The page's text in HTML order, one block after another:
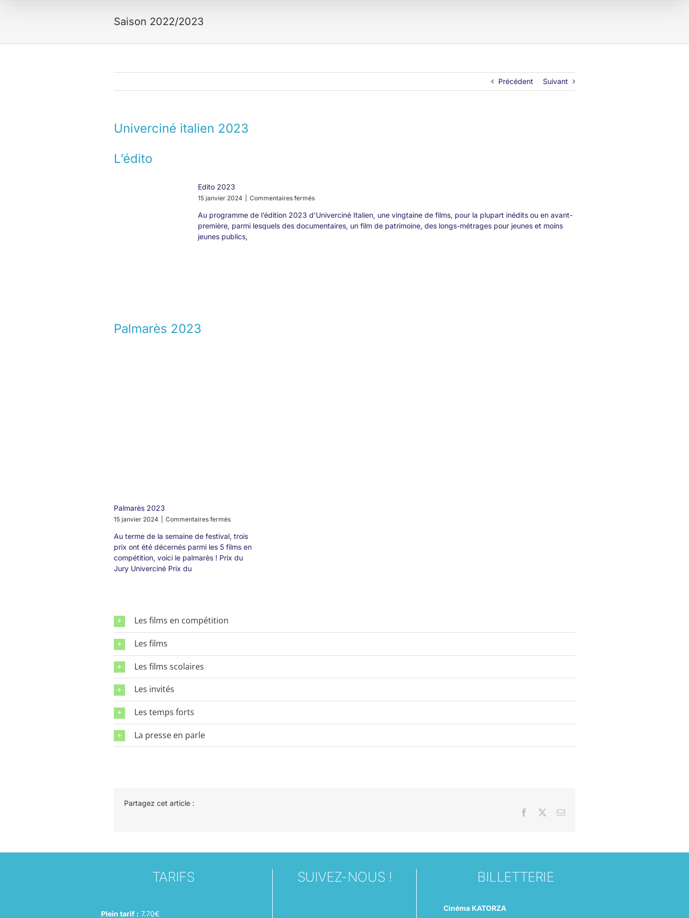
Saison 2022/2023
Précédent Suivant
Univerciné italien 2023
L’édito
Edito 2023
15 janvier 2024 Commentaires ferméssur
2023
Au programme de l’édition 2023 d’Univerciné Italien, une vingtaine de films, pour la plupart inédits ou en avant-
première, parmi lesquels des documentaires, un film de patrimoine, des longs-métrages pour jeunes et moins
jeunes publics,
Palmarès 2023
Palmarès 2023
15 janvier 2024 Commentaires ferméssur
2023
Au terme de la semaine de festival, trois
prix ont été décernés parmi les 5 films en
compétition, voici le palmarès ! Prix du
Jury Univerciné Prix du
Les films en compétition
Les films
Les films scolaires
Les invités
Les temps forts
La presse en parle
Partagez cet article :
Facebook Email
TARIFS
Plein tarif : 7.70€
SUIVEZ-NOUS ! BILLETTERIE
Cinéma KATORZA